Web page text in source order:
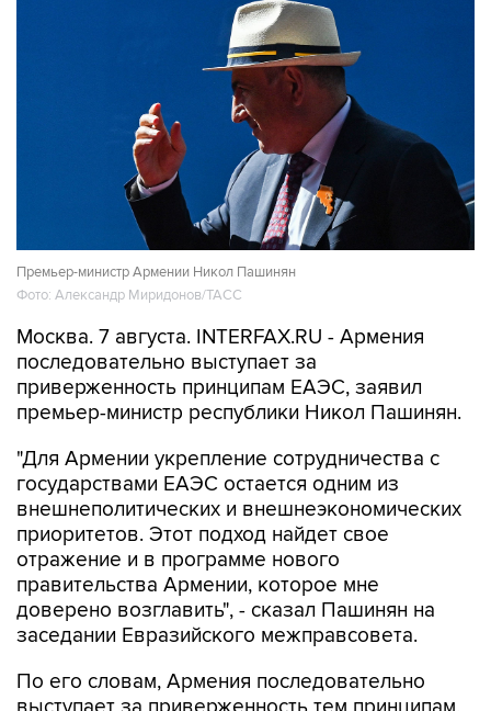
Премьер-министр Армении Никол Пашинян
Фото: Александр Миридонов/ТАСС
Москва. 7 августа. INTERFAX.RU - Армения
последовательно выступает за
приверженность принципам ЕАЭС, заявил
премьер-министр республики Никол Пашинян.
"Для Армении укрепление сотрудничества с
государствами ЕАЭС остается одним из
внешнеполитических и внешнеэкономических
приоритетов. Этот подход найдет свое
отражение и в программе нового
правительства Армении, которое мне
доверено возглавить", - сказал Пашинян на
заседании Евразийского межправсовета.
По его словам, Армения последовательно